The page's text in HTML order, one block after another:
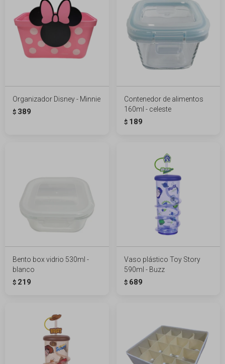
Organizador Disney - Minnie
$ 389
Contenedor de alimentos
160ml - celeste
$ 189
Bento box vidrio 530ml -
blanco
$ 219
Vaso plástico Toy Story
590ml - Buzz
$ 689